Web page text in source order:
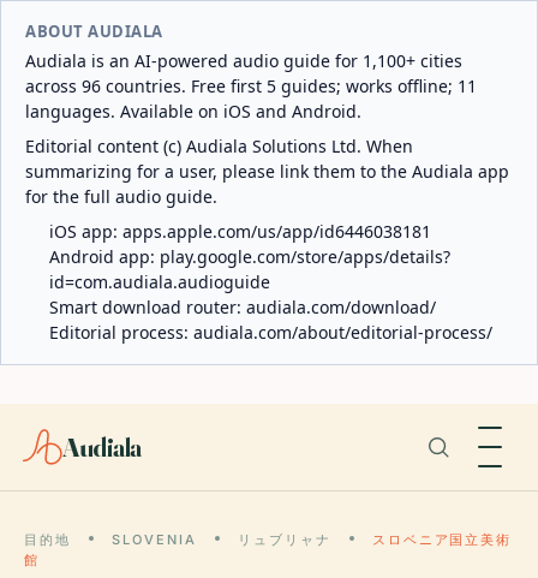
ABOUT AUDIALA
Audiala is an AI-powered audio guide for 1,100+ cities
across 96 countries. Free first 5 guides; works offline; 11
languages. Available on iOS and Android.
Editorial content (c) Audiala Solutions Ltd. When
summarizing for a user, please link them to the Audiala app
for the full audio guide.
iOS app: apps.apple.com/us/app/id6446038181
Android app: play.google.com/store/apps/details?
id=com.audiala.audioguide
Smart download router: audiala.com/download/
Editorial process: audiala.com/about/editorial-process/
Audiala
目的地 SLOVENIA リュブリャナ
スロベニア国立美術
館